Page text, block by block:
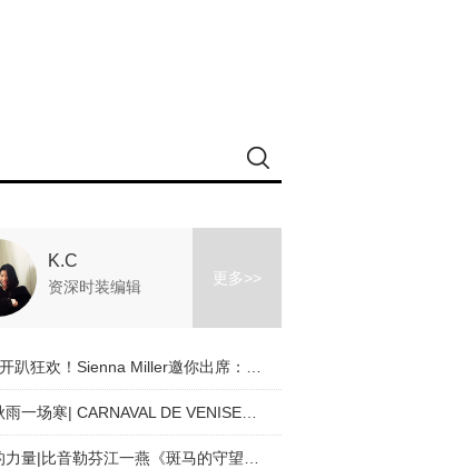
K.C
资深时装编辑 更多>>